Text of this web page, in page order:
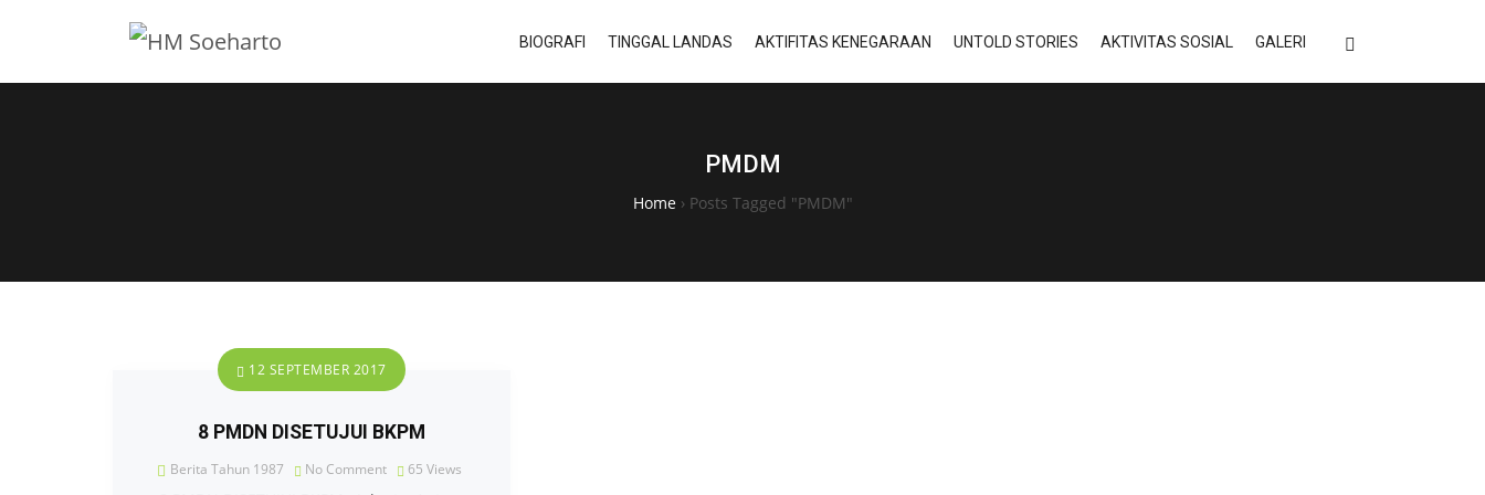
BIOGRAFI TINGGAL LANDAS AKTIFITAS KENEGARAAN UNTOLD STORIES AKTIVITAS SOSIAL GALERI
PMDM
Home› Posts Tagged "PMDM"
12 SEPTEMBER 2017
8 PMDN DISETUJUI BKPM
Berita Tahun 1987 No Comment 65 Views